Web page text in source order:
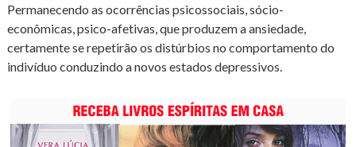
Permanecendo as ocorrências psicossociais, sócio-
econômicas, psico-afetivas, que produzem a ansiedade,
certamente se repetirão os distúrbios no comportamento do
indivíduo conduzindo a novos estados depressivos.